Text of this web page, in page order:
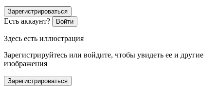
Зарегистрироваться
Есть аккаунт? Войти
Здесь есть иллюстрация
Зарегистрируйтесь или войдите, чтобы увидеть ее и другие
изображения
Зарегистрироваться